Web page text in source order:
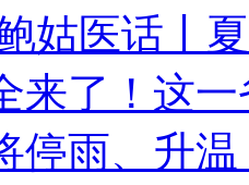
姑医话丨
来了！这
停雨、升温